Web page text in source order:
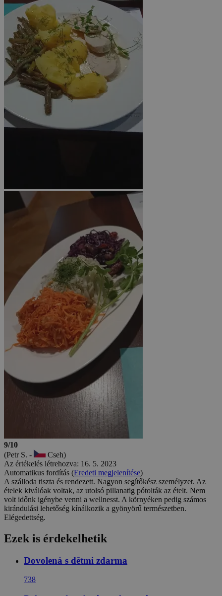
9/10
(Petr S. -
Cseh)
Az értékelés létrehozva: 16. 5. 2023
Automatikus fordítás (Eredeti megjelenítése)
A szálloda tiszta és rendezett. Nagyon segítőkész személyzet. Az
ételek kiválóak voltak, az utolsó pillanatig pótolták az ételt. Nem
volt időnk igénybe venni a wellnesst. A környéken pedig számos
kirándulási lehetőség kínálkozik a gyönyörű természetben.
Elégedettség.
Ezek is érdekelhetik
Dovolená s dětmi zdarma
738